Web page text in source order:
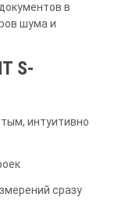
в
шума и
S-
интуитивно
сразу